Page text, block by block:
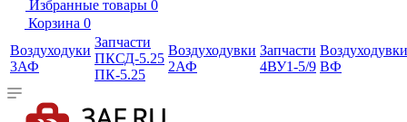
Избранные товары 0
Корзина 0
Воздуходуки
3АФ
Запчасти
ПКСД-5.25
ПК-5.25
Воздуходувки
2АФ
Запчасти
4ВУ1-5/9
Воздуходувки
ВФ